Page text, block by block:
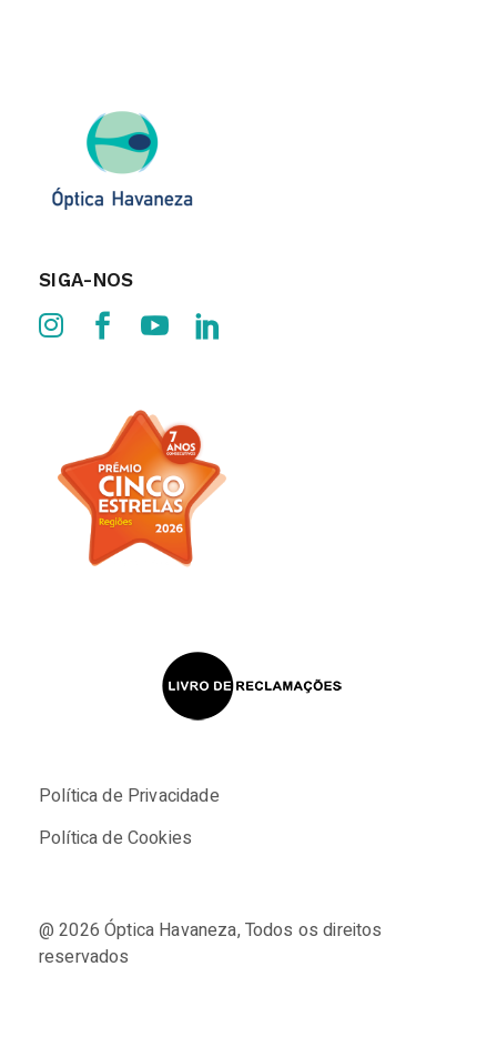
SIGA-NOS
Política de Privacidade
Política de Cookies
@ 2026Óptica Havaneza, Todos os direitos
reservados